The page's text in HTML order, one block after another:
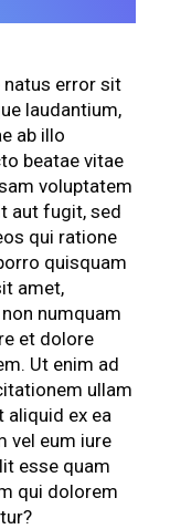
natus error sit
laudantium,
ab illo
beatae vitae
voluptatem
aut fugit, sed
qui ratione
quisquam
amet,
numquam
et dolore
Ut enim ad
ullam
ex ea
vel eum iure
esse quam
qui dolorem